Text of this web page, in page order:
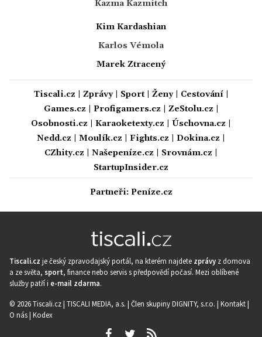
Kazma Kazmitch
Kim Kardashian
Karlos Vémola
Marek Ztracený
Tiscali.cz Zprávy| Sport| Ženy| Cestování|
Games.cz
Profigamers.cz ZeStolu.cz
Osobnosti.cz
Karaoketexty.cz Úschovna.cz
Nedd.cz
Moulík.cz Fights.cz Dokina.cz
CZhity.cz
Našepeníze.cz Srovnám.cz
StartupInsider.cz
Partneři: Peníze.cz
Tiscali.cz je český zpravodajský portál, na kterém najdete zprávy z domova
a ze světa, sport, finance nebo servis s předpovědí počasí. Mezi oblíbené
služby patří i e-mail zdarma.
© 2026 Tiscali.cz | TISCALI MEDIA, a.s. | Člen skupiny DIGNITY, s.r.o. | Kontakt|
O nás| Kodex